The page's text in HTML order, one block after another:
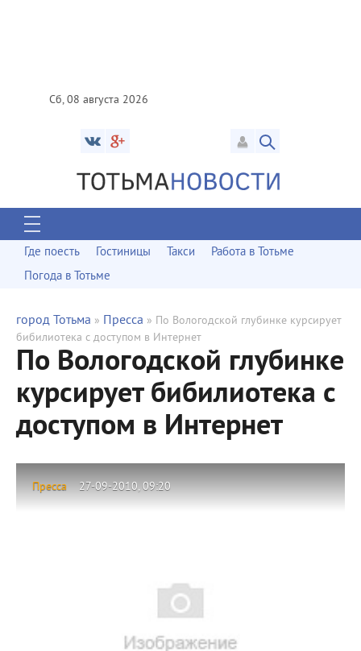
Сб, 08 августа 2026
Где поесть Гостиницы Такси
Работа в Тотьме
Погода в Тотьме
город Тотьма » Пресса » По Вологодской глубинке курсирует
бибилиотека с доступом в Интернет
По Вологодской глубинке
курсирует бибилиотека с
доступом в Интернет
Пресса 27-09-2010, 09:20